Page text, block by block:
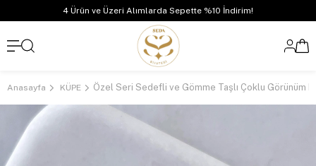
4 Ürün ve Üzeri Alımlarda Sepette %10 İndirim!
Anasayfa KÜPE